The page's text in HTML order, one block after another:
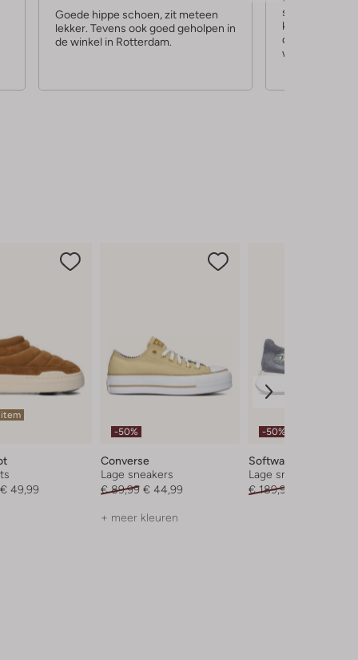
r
r
Goede hippe schoen, zit meteen
lekker. Tevens ook goed geholpen in
de winkel in Rotterdam.
r
r
e
stoer zijn
kunnen
de vestiging
wat ik
€ 49,99
-50%
Converse
Lage sneakers
€ 89,99 € 44,99
+ meer kleuren
-50%
Softwaves
Lage sneakers
€ 189,99